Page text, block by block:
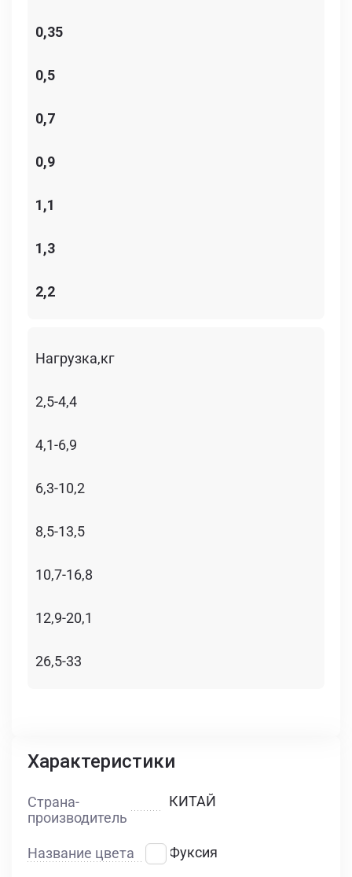
0,35
0,5
0,7
0,9
1,1
1,3
2,2
Нагрузка,кг
2,5-4,4
4,1-6,9
6,3-10,2
8,5-13,5
10,7-16,8
12,9-20,1
26,5-33
Характеристики
Страна-
производитель
КИТАЙ
Название цвета Фуксия